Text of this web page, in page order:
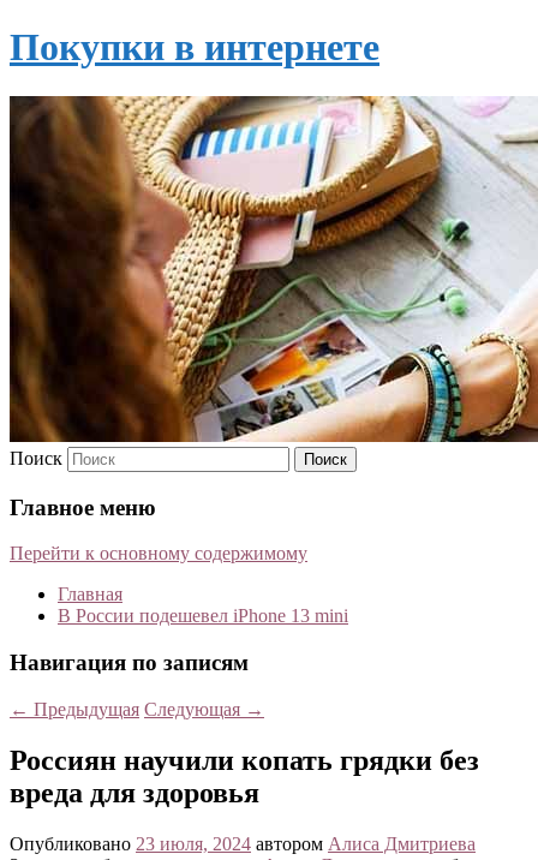
Покупки в интернете
Поиск
Главное меню
Перейти к основному содержимому
Главная
В России подешевел iPhone 13 mini
Навигация по записям
← Предыдущая Следующая →
Россиян научили копать грядки без
вреда для здоровья
Опубликовано 23 июля, 2024 автором Алиса Дмитриева